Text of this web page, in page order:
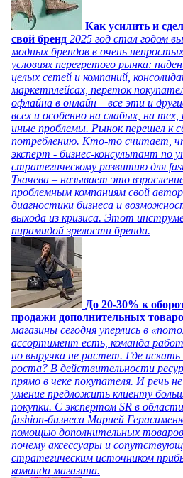
Как усилить и
свой бренд 2025 год стал годом
модных брендов в очень
условиях перегретого рынка:
целых сетей и компаний,
маркетплейсах, переток
офлайна в онлайн – все эти и
всех и особенно на слабых, на
иные проблемы. Рынок перешел к
потреблению. Кто-то считает,
эксперт - бизнес-консультант по
стратегическому развитию для
Ткачева – называет это
проблемным компаниям свой
диагностики бизнеса и
выхода из кризиса. Этот
пирамидой зрелости бренда.
До 20-30% к
продажи дополнительных
магазины сегодня уперлись в
ассортимент есть, команда
но выручка не растет. Где
роста? В действительности
прямо в чеке покупателя. И речь
умение предложить клиенту
покупки. С экспертом SR в
fashion-бизнеса Марией
помощью дополнительных
почему аксессуары и
стратегическим источником
команда магазина.